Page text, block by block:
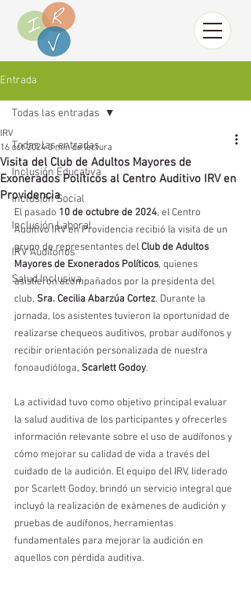
Entrada
Todas las entradas
Inclusión Educativa
Inclusión Social
Inclusión Laboral
IRV Audífonos
Salud Inclusiva
Todas las entradas
Visita del Club de Adultos Mayores de
Exonerados Políticos al Centro Auditivo IRV en
Providencia
IRV
16 oct 2024 3 min de lectura
El pasado 10 de octubre de 2024, el Centro
Auditivo IRV en Providencia recibió la visita de un
grupo de representantes del Club de Adultos
Mayores de Exonerados Políticos, quienes
asistieron acompañados por la presidenta del
club, Sra. Cecilia Abarzúa Cortez. Durante la
jornada, los asistentes tuvieron la oportunidad de
realizarse chequeos auditivos, probar audífonos y
recibir orientación personalizada de nuestra
fonoaudióloga, Scarlett Godoy.
La actividad tuvo como objetivo principal evaluar
la salud auditiva de los participantes y ofrecerles
información relevante sobre el uso de audífonos y
cómo mejorar su calidad de vida a través del
cuidado de la audición. El equipo del IRV, liderado
por Scarlett Godoy, brindó un servicio integral que
incluyó la realización de exámenes de audición y
pruebas de audífonos, herramientas
fundamentales para mejorar la audición en
aquellos con pérdida auditiva.